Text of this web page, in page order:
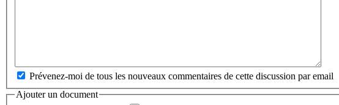
Prévenez-moi de tous les nouveaux commentaires de cette discussion par email
Ajouter un document